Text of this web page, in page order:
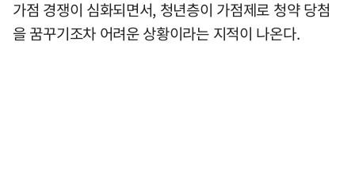
가점 경쟁이 심화되면서, 청년층이 가점제로 청약 당첨
을 꿈꾸기조차 어려운 상황이라는 지적이 나온다.